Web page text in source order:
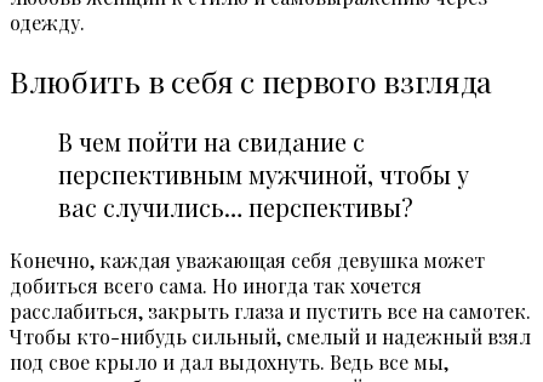
одежду.
Влюбить в себя с первого взгляда
В чем пойти на свидание с
перспективным мужчиной, чтобы у
вас случились… перспективы?
Конечно, каждая уважающая себя девушка может
добиться всего сама. Но иногда так хочется
расслабиться, закрыть глаза и пустить все на самотек.
Чтобы кто-нибудь сильный, смелый и надежный взял
под свое крыло и дал выдохнуть. Ведь все мы,